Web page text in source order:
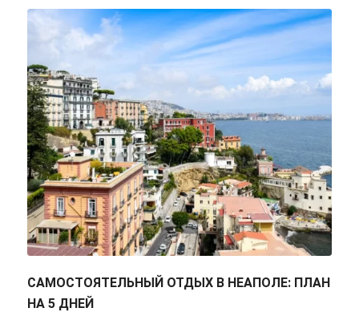
САМОСТОЯТЕЛЬНЫЙ ОТДЫХ В НЕАПОЛЕ: ПЛАН
НА 5 ДНЕЙ